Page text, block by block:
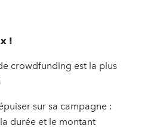
!
est la plus
sur sa campagne :
durée et le montant